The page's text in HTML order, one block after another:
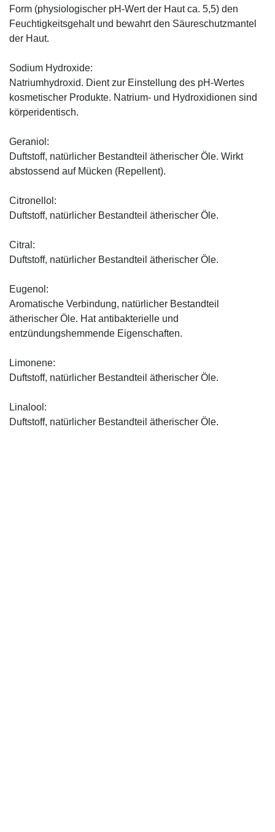
Form (physiologischer pH-Wert der Haut ca. 5,5) den
Feuchtigkeitsgehalt und bewahrt den Säureschutzmantel
der Haut.
Sodium Hydroxide:
Natriumhydroxid. Dient zur Einstellung des pH-Wertes
kosmetischer Produkte. Natrium- und Hydroxidionen sind
körperidentisch.
Geraniol:
Duftstoff, natürlicher Bestandteil ätherischer Öle. Wirkt
abstossend auf Mücken (Repellent).
Citronellol:
Duftstoff, natürlicher Bestandteil ätherischer Öle.
Citral:
Duftstoff, natürlicher Bestandteil ätherischer Öle.
Eugenol:
Aromatische Verbindung, natürlicher Bestandteil
ätherischer Öle. Hat antibakterielle und
entzündungshemmende Eigenschaften.
Limonene:
Duftstoff, natürlicher Bestandteil ätherischer Öle.
Linalool:
Duftstoff, natürlicher Bestandteil ätherischer Öle.